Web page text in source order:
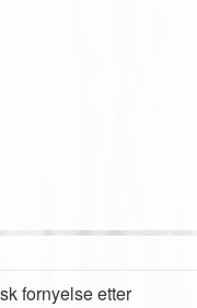
fornyelse etter